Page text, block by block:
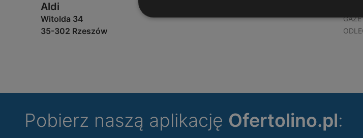
Aldi
Witolda 34
35-302 Rzeszów
Pobierz naszą aplikację Ofertolino.pl: